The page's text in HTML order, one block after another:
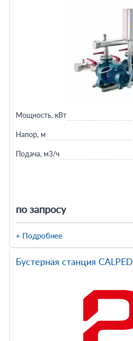
по запросу
Мощность, кВт
Напор, м
Подача, м3/ч
+ Подробнее
Бустерная станция